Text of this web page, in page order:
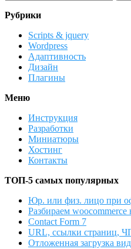
Рубрики
Scripts & jquery
Wordpress
Адаптивность
Дизайн
Плагины
Меню
Инструкция
Разработки
Миниатюры
Хостинг
Контакты
ТОП-5 самых популярных
Юр. или физ. лицо при
Разбираем
Contact Form 7
URL, ссылки страниц,
Отложенная загрузка